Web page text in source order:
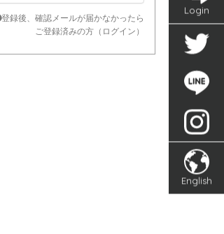
Login
English
登録後、確認メールが届かなかったら
ご登録済みの方（ログイン）